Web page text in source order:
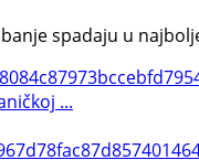
spadaju u
...